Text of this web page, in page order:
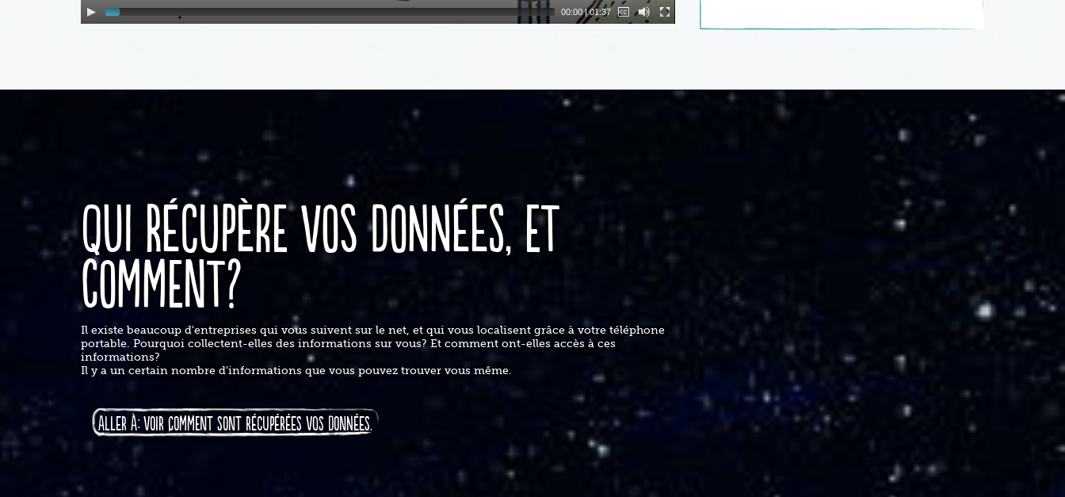
00:00|01:37
Qui récupère vos données, et
comment?
Il existe beaucoup d'entreprises qui vous suivent sur le net, et qui vous localisent grâce à votre téléphone
portable. Pourquoi collectent-elles des informations sur vous? Et comment ont-elles accès à ces
informations?
Il y a un certain nombre d'informations que vous pouvez trouver vous même.
Aller à: voir comment sont récupérées vos données.